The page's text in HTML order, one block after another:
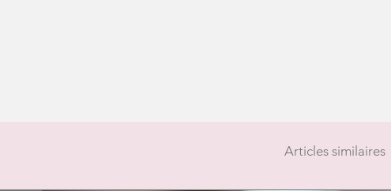
Articles similaires